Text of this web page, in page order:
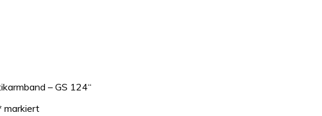
– GS 124“
markiert